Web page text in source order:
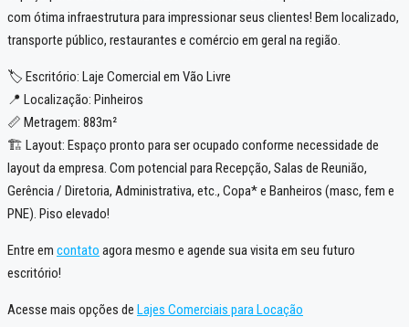
com ótima infraestrutura para impressionar seus clientes! Bem localizado,
transporte público, restaurantes e comércio em geral na região.
🏷️ Escritório: Laje Comercial em Vão Livre
📍 Localização: Pinheiros
📏 Metragem: 883m²
🏗️ Layout: Espaço pronto para ser ocupado conforme necessidade de
layout da empresa. Com potencial para Recepção, Salas de Reunião,
Gerência / Diretoria, Administrativa, etc., Copa* e Banheiros (masc, fem e
PNE). Piso elevado!
Entre em contato agora mesmo e agende sua visita em seu futuro
escritório!
Acesse mais opções de Lajes Comerciais para Locação